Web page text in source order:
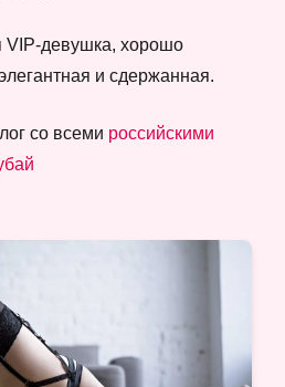
VIP-девушка, хорошо
и сдержанная.
со всеми российскими